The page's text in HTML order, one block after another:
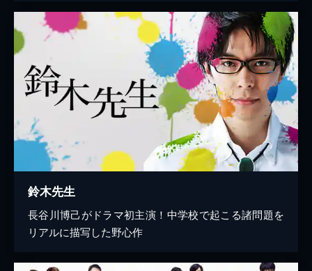
鈴木先生
長谷川博己がドラマ初主演！中学校で起こる諸問題を
リアルに描写した野心作